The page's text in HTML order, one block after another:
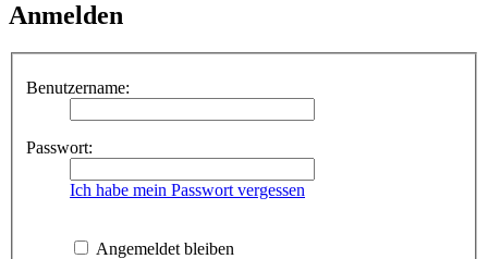
Anmelden
Benutzername:
Passwort:
Ich habe mein Passwort vergessen
Angemeldet bleiben